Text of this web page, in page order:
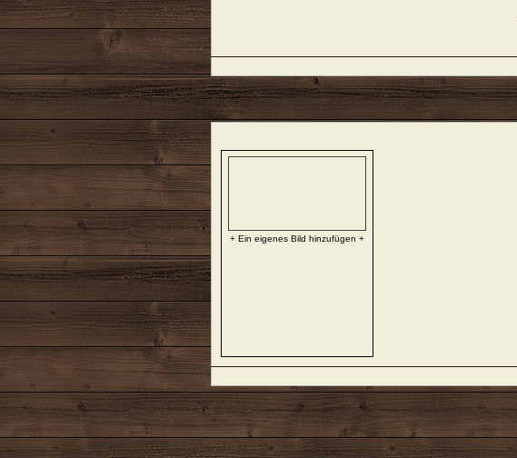
+ Ein eigenes Bild hinzufügen +